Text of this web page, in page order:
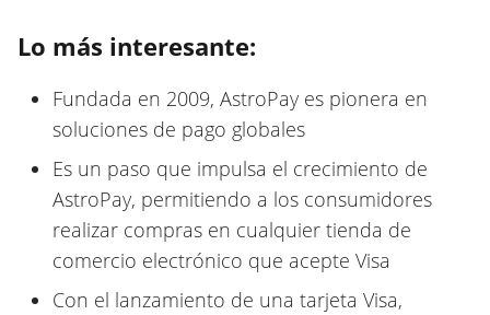
Lo más interesante:
Fundada en 2009, AstroPay es pionera en
soluciones de pago globales
Es un paso que impulsa el crecimiento de
AstroPay, permitiendo a los consumidores
realizar compras en cualquier tienda de
comercio electrónico que acepte Visa
Con el lanzamiento de una tarjeta Visa,